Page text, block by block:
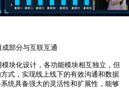
部分与互联互通
块化设计，各功能模块相互独立，但
式，实现线上线下的有效沟通和数据
统具备强大的灵活性和扩展性，能够